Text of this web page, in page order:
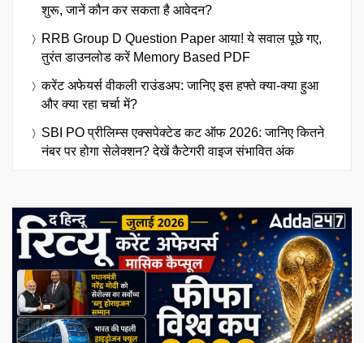
शुरू, जानें कौन कर सकता है आवेदन?
RRB Group D Question Paper आया! ये सवाल पूछे गए,
तुरंत डाउनलोड करें Memory Based PDF
करेंट अफेयर्स वीकली राउंडअप: जानिए इस हफ्ते क्या-क्या हुआ
और क्या रहा चर्चा में?
SBI PO प्रीलिम्स एक्सपेक्टेड कट ऑफ 2026: जानिए कितने
नंबर पर होगा सेलेक्शन? देखें कैटेगरी वाइज संभावित अंक